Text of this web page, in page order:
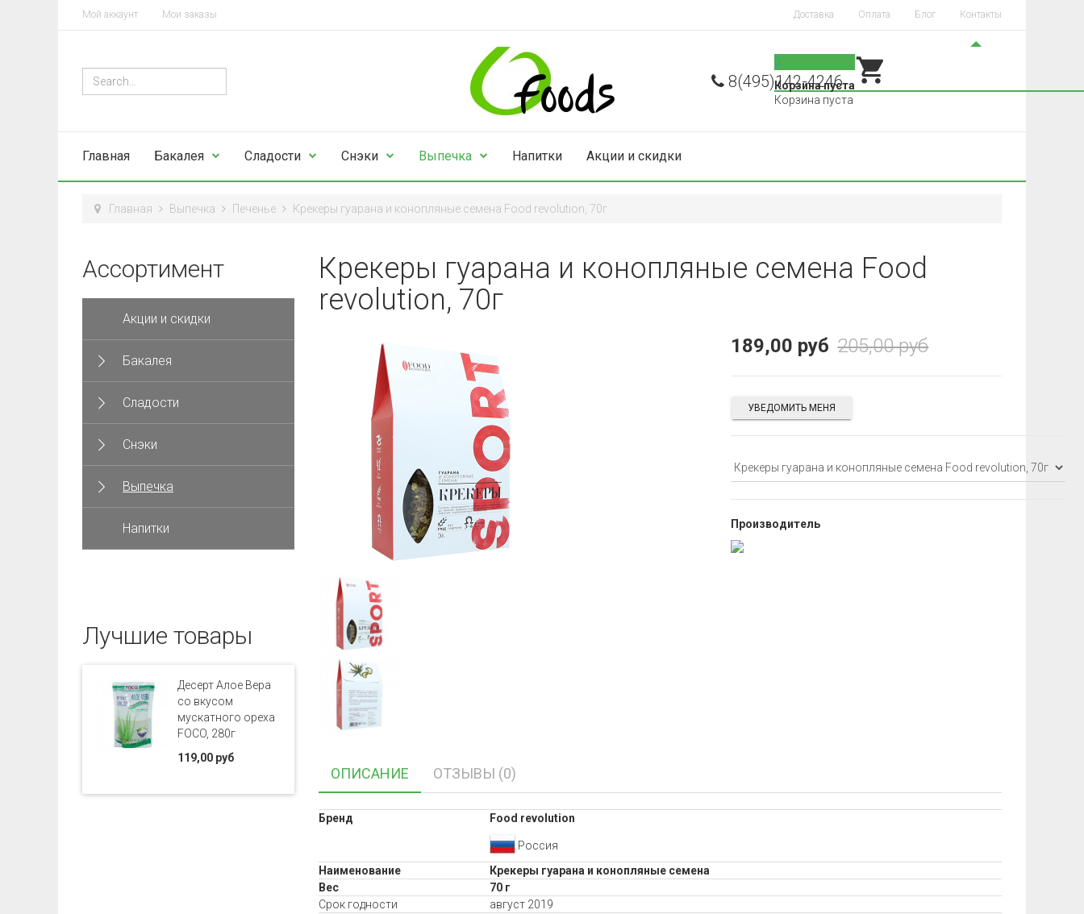
Мой аккаунт Мои заказы Доставка Оплата Блог Контакты
8(495)142-4246
0
Корзина пуста
Корзина пуста
Главная Бакалея Сладости Снэки Выпечка Напитки Акции и скидки
Главная Выпечка Печенье Крекеры гуарана и конопляные семена Food revolution, 70г
Крекеры гуарана и конопляные семена Food
revolution, 70г
205,00 руб
189,00 руб
УВЕДОМИТЬ МЕНЯ
Производитель
ОПИСАНИЕ ОТЗЫВЫ (0)
Бренд Food revolution
Россия
Наименование
Крекеры гуарана и конопляные семена
Вес
70 г
Срок годности
август 2019
Ассортимент
Акции и скидки
Бакалея
Сладости
Снэки
Выпечка
Напитки
Лучшие товары
Десерт Алое Вера
со вкусом
мускатного ореха
FOCO, 280г
119,00 руб